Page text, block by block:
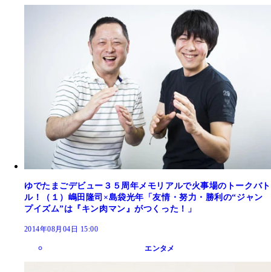
ゆでたまごデビュー３５周年メモリアルで火事場のトークバト
ル！（１）嶋田隆司×島袋光年「友情・努力・勝利の“ジャン
プイズム”は『キン肉マン』がつくった！」
2014年08月04日 15:00
エンタメ